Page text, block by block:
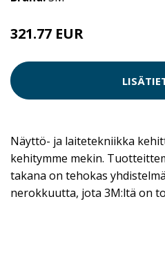
321.77 EUR
Näyttö- ja laitetekniikka
kehitymme mekin.
takana on tehokas
nerokkuutta, jota 3M:ltä on